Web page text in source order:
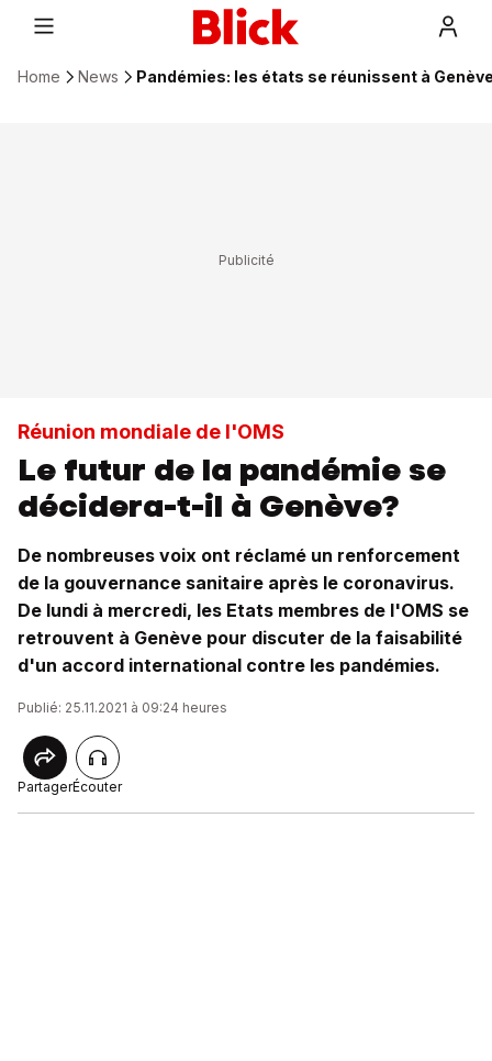
Home News Pandémies: les états se réunissent à
Réunion mondiale de l'OMS
Le futur de la pandémie se
décidera-t-il à Genève?
De nombreuses voix ont réclamé un renforcement
de la gouvernance sanitaire après le coronavirus.
De lundi à mercredi, les Etats membres de l'OMS se
retrouvent à Genève pour discuter de la faisabilité
d'un accord international contre les pandémies.
Publié: 25.11.2021 à 09:24 heures
PartagerÉcouter